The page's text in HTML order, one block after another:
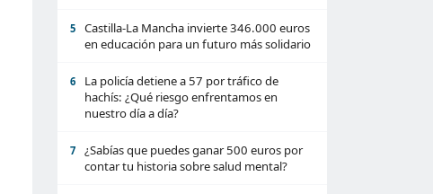
5
Castilla-La Mancha invierte 346.000 euros
en educación para un futuro más solidario
6
La policía detiene a 57 por tráfico de
hachís: ¿Qué riesgo enfrentamos en
nuestro día a día?
7
¿Sabías que puedes ganar 500 euros por
contar tu historia sobre salud mental?